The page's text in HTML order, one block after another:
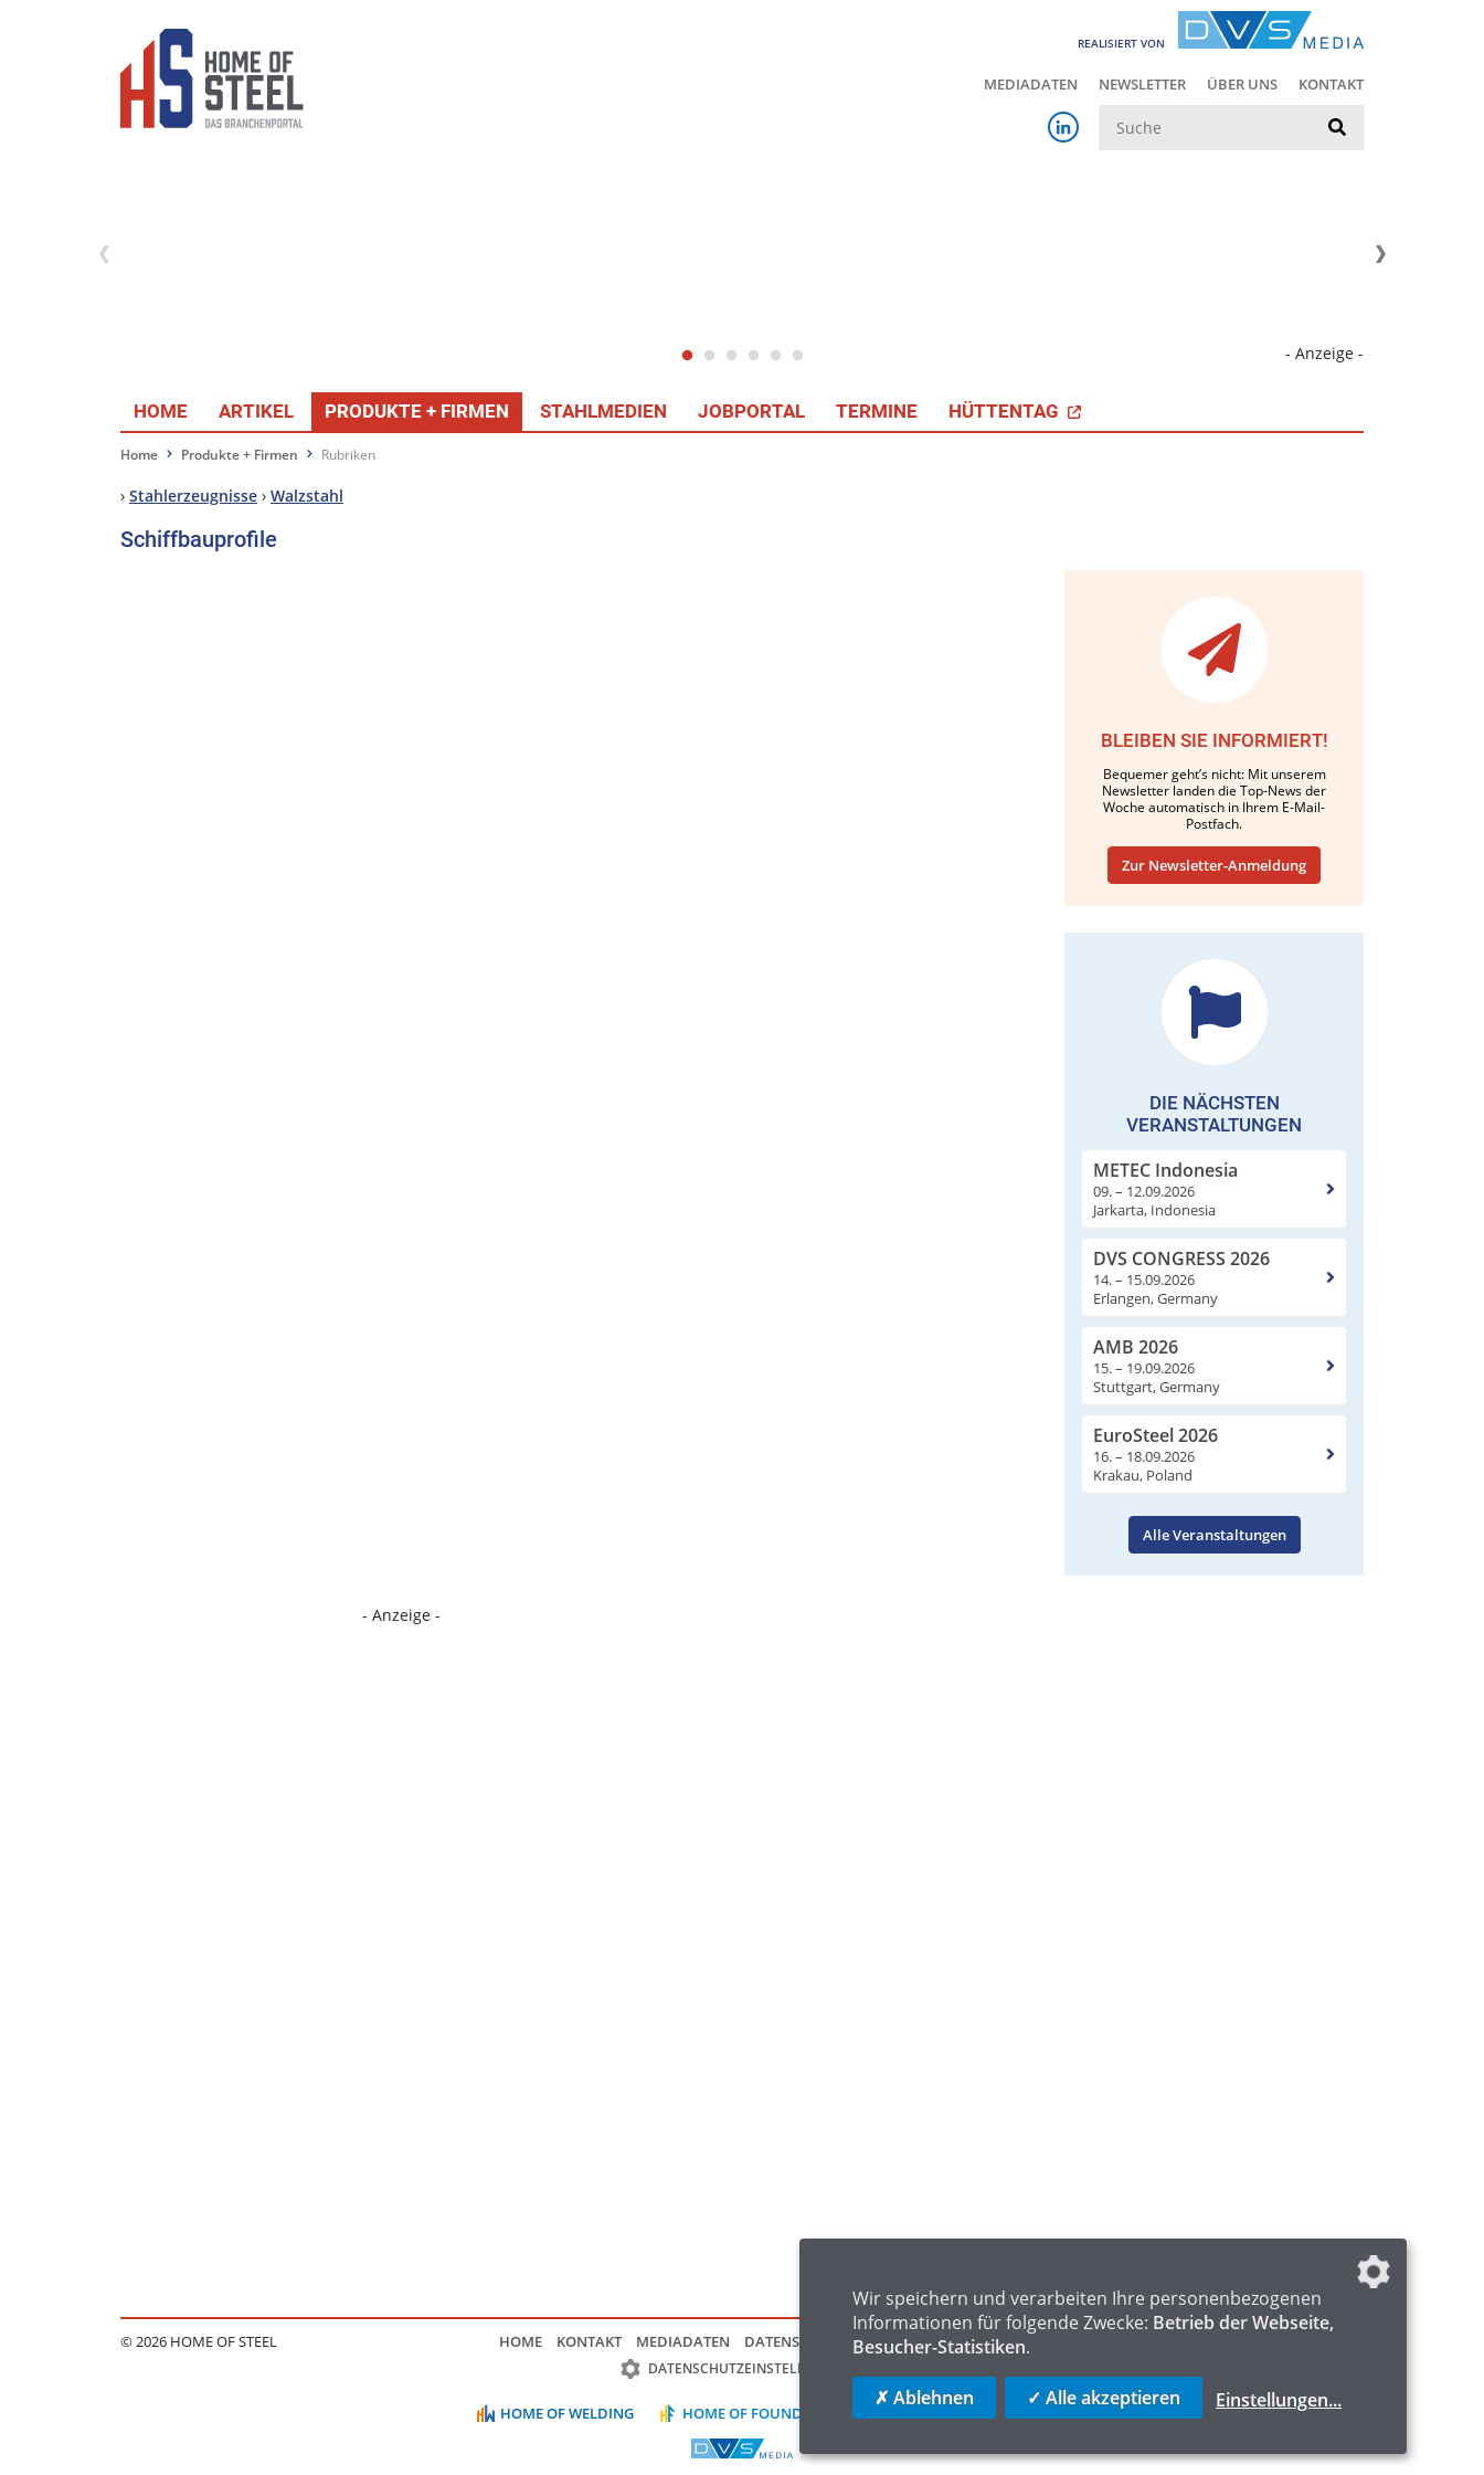
REALISIERT VON
MEDIADATEN NEWSLETTER ÜBER UNS KONTAKT
- Anzeige -
HOME ARTIKEL PRODUKTE + FIRMEN STAHLMEDIEN JOBPORTAL TERMINE HÜTTENTAG
Home Produkte + Firmen Rubriken
› Stahlerzeugnisse › Walzstahl
Schiffbauprofile
BLEIBEN SIE INFORMIERT!
Bequemer geht’s nicht: Mit unserem
Newsletter landen die Top-News der
Woche automatisch in Ihrem E-Mail-
Postfach.
Zur Newsletter-Anmeldung
DIE NÄCHSTEN
VERANSTALTUNGEN
METEC Indonesia
09. – 12.09.2026
Jarkarta, Indonesia
DVS CONGRESS 2026
14. – 15.09.2026
Erlangen, Germany
AMB 2026
15. – 19.09.2026
Stuttgart, Germany
EuroSteel 2026
16. – 18.09.2026
Krakau, Poland
Alle Veranstaltungen
- Anzeige -
© 2026 HOME OF STEEL HOME KONTAKT MEDIADATEN DATENSCHUTZ IMPRESSUM FAQ
DATENSCHUTZEINSTELLUNGEN
HOME OF WELDING HOME OF FOUNDRY HOME OF LOGISTICS
Wir speichern und verarbeiten Ihre personenbezogenen
Informationen für folgende Zwecke: Betrieb der Webseite,
Besucher-Statistiken.
✗ Ablehnen ✓ Alle akzeptieren Einstellungen...